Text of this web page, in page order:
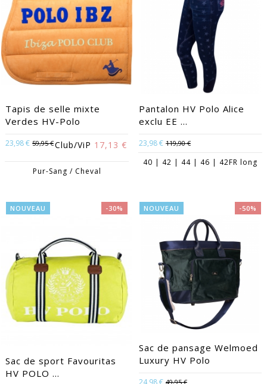
Tapis de selle mixte
Verdes HV-Polo
23,98 € 59,95 €Club/ViP 17,13 €
Pur-Sang / Cheval
Pantalon HV Polo Alice
exclu EE ...
23,98 € 119,90 €
40 | 42 | 44 | 46 | 42FR long
NOUVEAU -30%
Sac de sport Favouritas
HV POLO ...
NOUVEAU -50%
Sac de pansage Welmoed
Luxury HV Polo
49,95 €